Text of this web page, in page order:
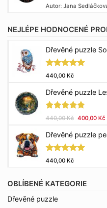
Hodnocení
Autor: Jana
NEJLÉPE HODNOCENÉ
Dřevěné puzzle
Hodnocení
440,00 Kč
Dřevěné puzzle
Hodnocení
440,00Kč Původní
byla:
440,00
400,00 Kč
Dřevěné puzzle
Hodnocení
440,00 Kč
OBLÍBENÉ KATEGORIE
Dřevěné puzzle